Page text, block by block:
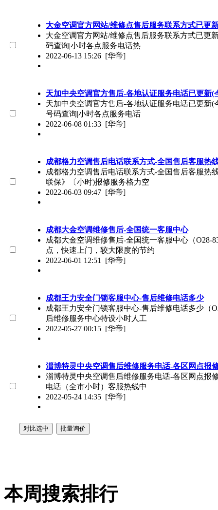
大金空调官方网站/维修点售后服务联系方式已更
大金空调官方网站/维修点售后服务联系方式已更
码查询|小时各点服务电话热
2022-06-13 15:26 [华帝]
天加中央空调官方售后-各地认证服务电话已更新(
天加中央空调官方售后-各地认证服务电话已更新(
号码查询|小时各点服务电话
2022-06-08 01:33 [华帝]
成都格力空调售后电话联系方式-全国售后客服热
成都格力空调售后电话联系方式-全国售后客服热
联保》〔小时)报修服务格力空
2022-06-03 09:47 [华帝]
成都大金空调维修售后-全国统一客服中心
成都大金空调维修售后-全国统一客服中心（O28-
点，快速上门，较大限度的节约
2022-06-01 12:51 [华帝]
成都王力安全门锁客服中心-售后维修电话多少
成都王力安全门锁客服中心-售后维修电话多少（
后维修服务中心特设小时人工
2022-05-27 00:15 [华帝]
淄博特灵中央空调售后维修服务电话-各区网点报
淄博特灵中央空调售后维修服务电话-各区网点报
电话（全市小时）客服热线中
2022-05-24 14:35 [华帝]
本周搜索排行